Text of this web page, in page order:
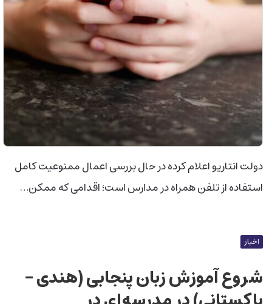
دولت انتاریو اعلام کرده در حال بررسی اعمال ممنوعیت کامل
استفاده از تلفن همراه در مدارس است؛ اقدامی که ممکن…
اخبار
شروع آموزش زبان پنجابی (هندی –